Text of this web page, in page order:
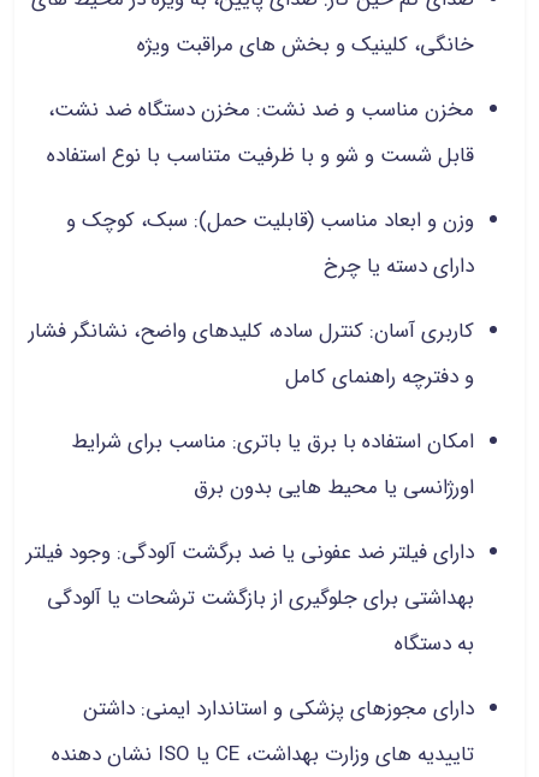
خانگی، کلینیک و بخش های مراقبت ویژه
مخزن مناسب و ضد نشت: مخزن دستگاه ضد نشت،
قابل شست و شو و با ظرفیت متناسب با نوع استفاده
وزن و ابعاد مناسب (قابلیت حمل): سبک، کوچک و
دارای دسته یا چرخ
کاربری آسان: کنترل ساده، کلیدهای واضح، نشانگر فشار
و دفترچه راهنمای کامل
امکان استفاده با برق یا باتری: مناسب برای شرایط
اورژانسی یا محیط هایی بدون برق
دارای فیلتر ضد عفونی یا ضد برگشت آلودگی: وجود فیلتر
بهداشتی برای جلوگیری از بازگشت ترشحات یا آلودگی
به دستگاه
دارای مجوزهای پزشکی و استاندارد ایمنی: داشتن
تاییدیه های وزارت بهداشت، CE یا ISO نشان دهنده